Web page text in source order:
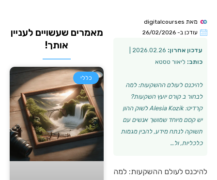
מאת
עודכן ב- 26/02/2026
עדכון אחרון:
כותב: ליאור טסטא
להיכנס לעולם ההשקעות: למה
לבחור ב קורס יועץ השקעות?
קרדיט: Alesia Kozik לשוק ההון
יש קסם מיוחד שמושך אנשים עם
תשוקה לנתח מידע, להבין מגמות
כלכליות, ול…
להיכנס לעולם ההשקעות: למה
מאמרים שעשויים לעניין
אותך!
כללי